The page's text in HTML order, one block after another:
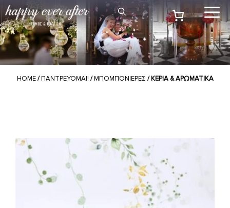
Μετάβαση
σε
περιεχόμενο
HOME/ΠΑΝΤΡΕΥΟΜΑΙ! /ΜΠΟΜΠΟΝΙΕΡΕΣ / ΚΕΡΙΑ & ΑΡΩΜΑΤΙΚΑ